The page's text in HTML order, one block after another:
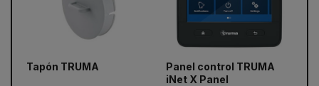
Tapón TRUMA
Panel control TRUMA
iNet X Panel